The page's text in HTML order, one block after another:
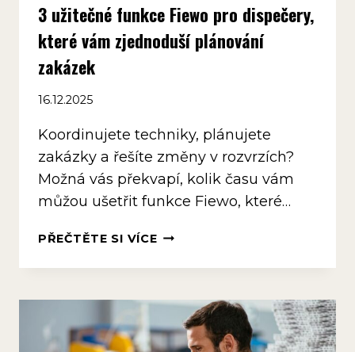
3 užitečné funkce Fiewo pro dispečery,
které vám zjednoduší plánování
zakázek
16.12.2025
Koordinujete techniky, plánujete
zakázky a řešíte změny v rozvrzích?
Možná vás překvapí, kolik času vám
můžou ušetřit funkce Fiewo, které…
PŘEČTĚTE SI VÍCE3
FUNKCE
PRO
DISPEČERY,
KTERÉ